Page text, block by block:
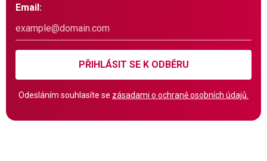
Email:
PŘIHLÁSIT SE K ODBĚRU
Odesláním souhlasíte se zásadami o ochraně osobních údajů.